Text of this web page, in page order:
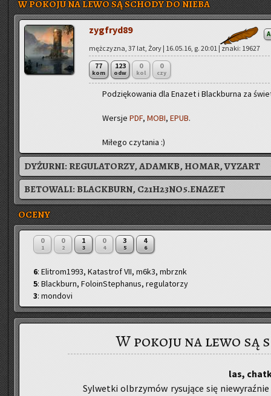
W POKOJU NA LEWO SĄ SCHODY DO NIEBA
zyg­fry­d89
męż­czy­zna, 37 lat, Żory | 16.05.16, g. 20:01 | znaki: 19627
77
kom
123
odw
0
kol
0
czy
Po­dzię­ko­wa­nia dla Ena­zet i Black­bur­na za
Wer­sje PDF, MOBI, EPUB.
Mi­łe­go czy­ta­nia :)
DYŻURNI:REGULATORZY, ADAMKB, HOMAR, VYZART
BETOWALI:BLACKBURN,C21H23NO5.ENAZET
OCENY
0
1
0
2
1
3
0
4
3
5
4
6
6: Elitrom1993, Katastrof VII, m6k3, mbrznk
5: Blackburn, FoloinStephanus, regulatorzy
3: mondovi
W pokoju na lewo są
las,
Syl­wet­ki ol­brzy­mów ry­su­ją­ce się